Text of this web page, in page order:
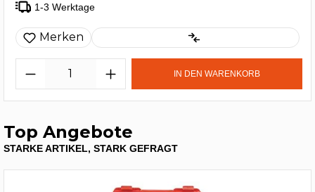
1-3 Werktage
Merken
IN DEN WARENKORB
Top Angebote
STARKE ARTIKEL, STARK GEFRAGT